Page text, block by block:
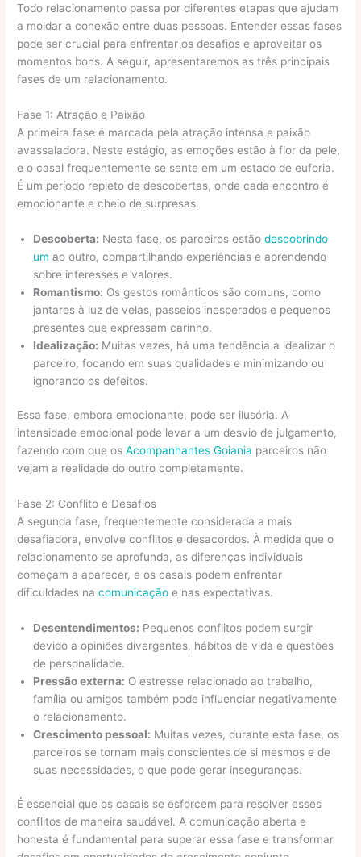
Todo relacionamento passa por diferentes etapas que ajudam
a moldar a conexão entre duas pessoas. Entender essas fases
pode ser crucial para enfrentar os desafios e aproveitar os
momentos bons. A seguir, apresentaremos as três principais
fases de um relacionamento.
Fase 1: Atração e Paixão
A primeira fase é marcada pela atração intensa e paixão
avassaladora. Neste estágio, as emoções estão à flor da pele,
e o casal frequentemente se sente em um estado de euforia.
É um período repleto de descobertas, onde cada encontro é
emocionante e cheio de surpresas.
Descoberta: Nesta fase, os parceiros estãodescobrindo
um ao outro, compartilhando experiências e aprendendo
sobre interesses e valores.
Romantismo: Os gestos românticos são comuns, como
jantares à luz de velas, passeios inesperados e pequenos
presentes que expressam carinho.
Idealização: Muitas vezes, há uma tendência a idealizar o
parceiro, focando em suas qualidades e minimizando ou
ignorando os defeitos.
Essa fase, embora emocionante, pode ser ilusória. A
intensidade emocional pode levar a um desvio de julgamento,
fazendo com que osAcompanhantes Goiania parceiros não
vejam a realidade do outro completamente.
Fase 2: Conflito e Desafios
A segunda fase, frequentemente considerada a mais
desafiadora, envolve conflitos e desacordos. À medida que o
relacionamento se aprofunda, as diferenças individuais
começam a aparecer, e os casais podem enfrentar
dificuldades nacomunicação e nas expectativas.
Desentendimentos: Pequenos conflitos podem surgir
devido a opiniões divergentes, hábitos de vida e questões
de personalidade.
Pressão externa: O estresse relacionado ao trabalho,
família ou amigos também pode influenciar negativamente
o relacionamento.
Crescimento pessoal: Muitas vezes, durante esta fase, os
parceiros se tornam mais conscientes de si mesmos e de
suas necessidades, o que pode gerar inseguranças.
É essencial que os casais se esforcem para resolver esses
conflitos de maneira saudável. A comunicação aberta e
honesta é fundamental para superar essa fase e transformar